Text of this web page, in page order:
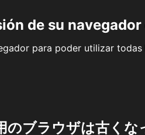
de su
para poder utilizar
のブラウザは古くな